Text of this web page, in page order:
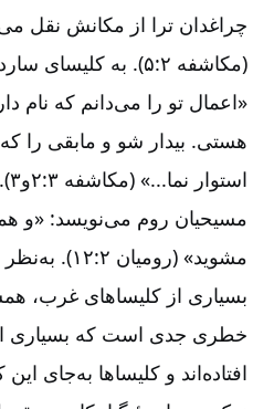
چراغدان ترا از مکانش نقل
(مکاشفه ۲:‏۵). به
«اعمال تو را می‌دانم که نام
هستی‌. بیدار شو و مابقی را
مسیحیان روم می‌نویسد:‌ «و
مشوید»
بسیاری از کلیساهای غرب‌،
خطری جدی است که بسیاری از
افتاده‌اند و کلیساها به‌جای